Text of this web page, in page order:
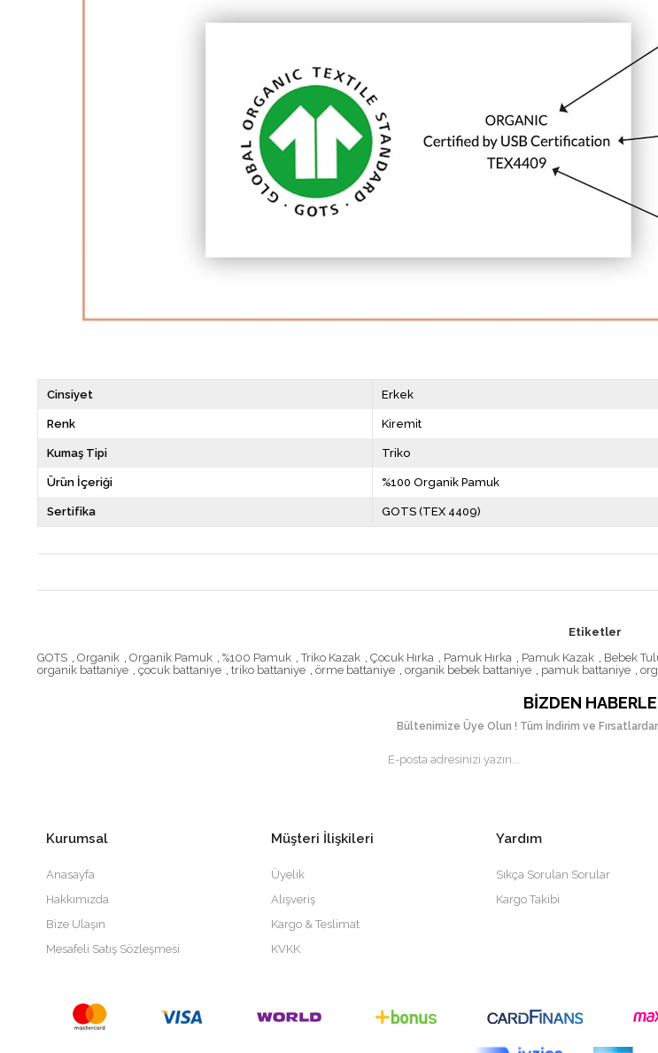
Cinsiyet Erkek
Renk Kiremit
Kumaş Tipi Triko
Ürün İçeriği %100 Organik Pamuk
Sertifika GOTS (TEX 4409)
Etiketler
GOTS , Organik , Organik Pamuk , %100 Pamuk , Triko Kazak , Çocuk Hırka , Pamuk Hırka , Pamuk Kazak , Bebek
organik battaniye , çocuk battaniye , triko battaniye , örme battaniye , organik bebek battaniye , pamuk battaniye ,
BIZDEN
Bültenimize Üye Olun ! Tüm İndirim ve
Kurumsal
Anasayfa
Hakkımızda
Bize Ulaşın
Mesafeli Satış Sözleşmesi
Müşteri İlişkileri
Üyelik
Alışveriş
Kargo & Teslimat
KVKK
Yardım
Sıkça Sorulan Sorular
Kargo Takibi